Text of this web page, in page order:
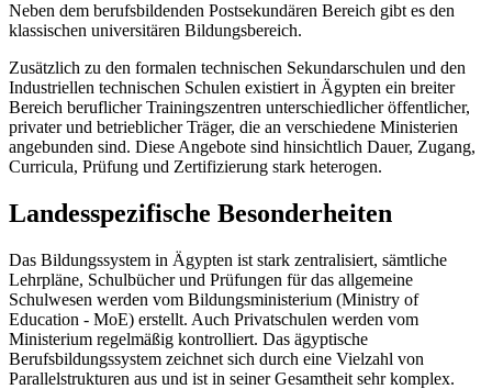
Neben dem berufsbildenden Postsekundären Bereich gibt es den
klassischen universitären Bildungsbereich.
Zusätzlich zu den formalen technischen Sekundarschulen und den
Industriellen technischen Schulen existiert in Ägypten ein breiter
Bereich beruflicher Trainingszentren unterschiedlicher öffentlicher,
privater und betrieblicher Träger, die an verschiedene Ministerien
angebunden sind. Diese Angebote sind hinsichtlich Dauer, Zugang,
Curricula, Prüfung und Zertifizierung stark heterogen.
Landesspezifische Besonderheiten
Das Bildungssystem in Ägypten ist stark zentralisiert, sämtliche
Lehrpläne, Schulbücher und Prüfungen für das allgemeine
Schulwesen werden vom Bildungsministerium (Ministry of
Education - MoE) erstellt. Auch Privatschulen werden vom
Ministerium regelmäßig kontrolliert. Das ägyptische
Berufsbildungssystem zeichnet sich durch eine Vielzahl von
Parallelstrukturen aus und ist in seiner Gesamtheit sehr komplex.